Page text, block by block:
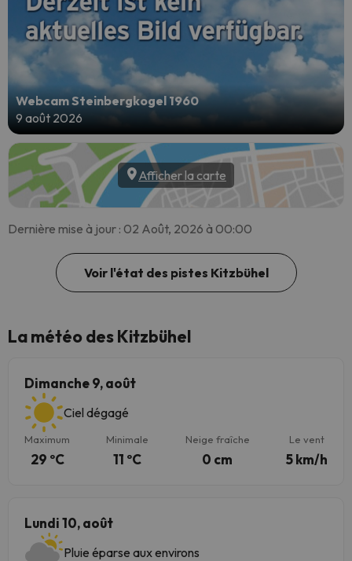
Webcam Steinbergkogel 1960
9 août 2026
Afficher la carte
Dernière mise à jour : 02 Août, 2026 à 00:00
Voir l'état des pistes Kitzbühel
La météo des Kitzbühel
Dimanche 9, août
Ciel dégagé
Maximum
29 ºC
Minimale
11 ºC
Neige fraîche
0 cm
Le vent
5 km/h
Lundi 10, août
Pluie éparse aux environs